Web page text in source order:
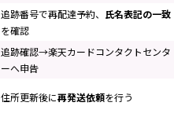
追跡番号で再配達予約、
氏名表記の一致
を確認
追跡確認→楽天カードコンタクトセンタ
ーへ申告
住所更新後に再発送依頼を行う